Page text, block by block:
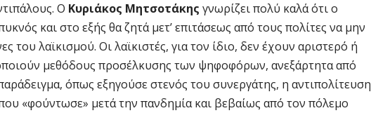
Ο Κυριάκος Μητσοτάκης γνωρίζει πολύ καλά ότι ο
και στο εξής θα ζητά μετ’ επιτάσεως από τους πολίτες να μην
του λαϊκισμού. Οι λαϊκιστές, για τον ίδιο, δεν έχουν αριστερό ή
μεθόδους προσέλκυσης των ψηφοφόρων, ανεξάρτητα από
όπως εξηγούσε στενός του συνεργάτης, η αντιπολίτευση
που «φούντωσε» μετά την πανδημία και βεβαίως από τον πόλεμο